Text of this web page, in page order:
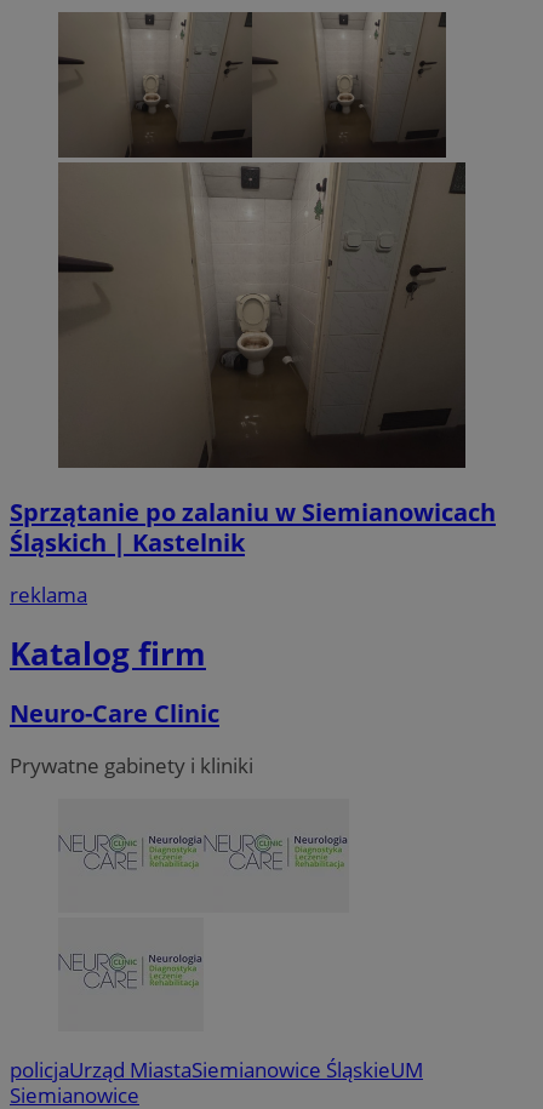
Sprzątanie po zalaniu w Siemianowicach
Śląskich | Kastelnik
reklama
Katalog firm
Neuro-Care Clinic
Prywatne gabinety i kliniki
policjaUrząd MiastaSiemianowice ŚląskieUM
Siemianowice